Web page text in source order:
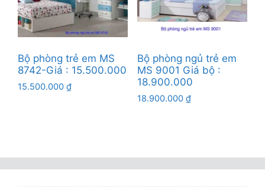
Bộ phòng trẻ em MS
8742-Giá : 15.500.000
15.500.000 ₫
Bộ phòng ngủ trẻ em
MS 9001 Giá bộ :
18.900.000
18.900.000 ₫